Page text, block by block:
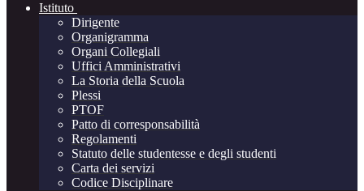
Istituto
Dirigente
Organigramma
Organi Collegiali
Uffici Amministrativi
La Storia della Scuola
Plessi
PTOF
Patto di corresponsabilità
Regolamenti
Statuto delle studentesse e degli studenti
Carta dei servizi
Codice Disciplinare